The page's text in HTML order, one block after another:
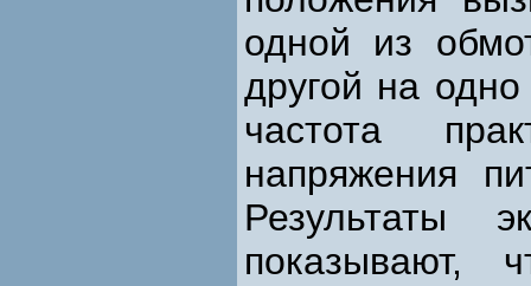
одной из
другой на
частота
напряжения
Результаты
показывают,